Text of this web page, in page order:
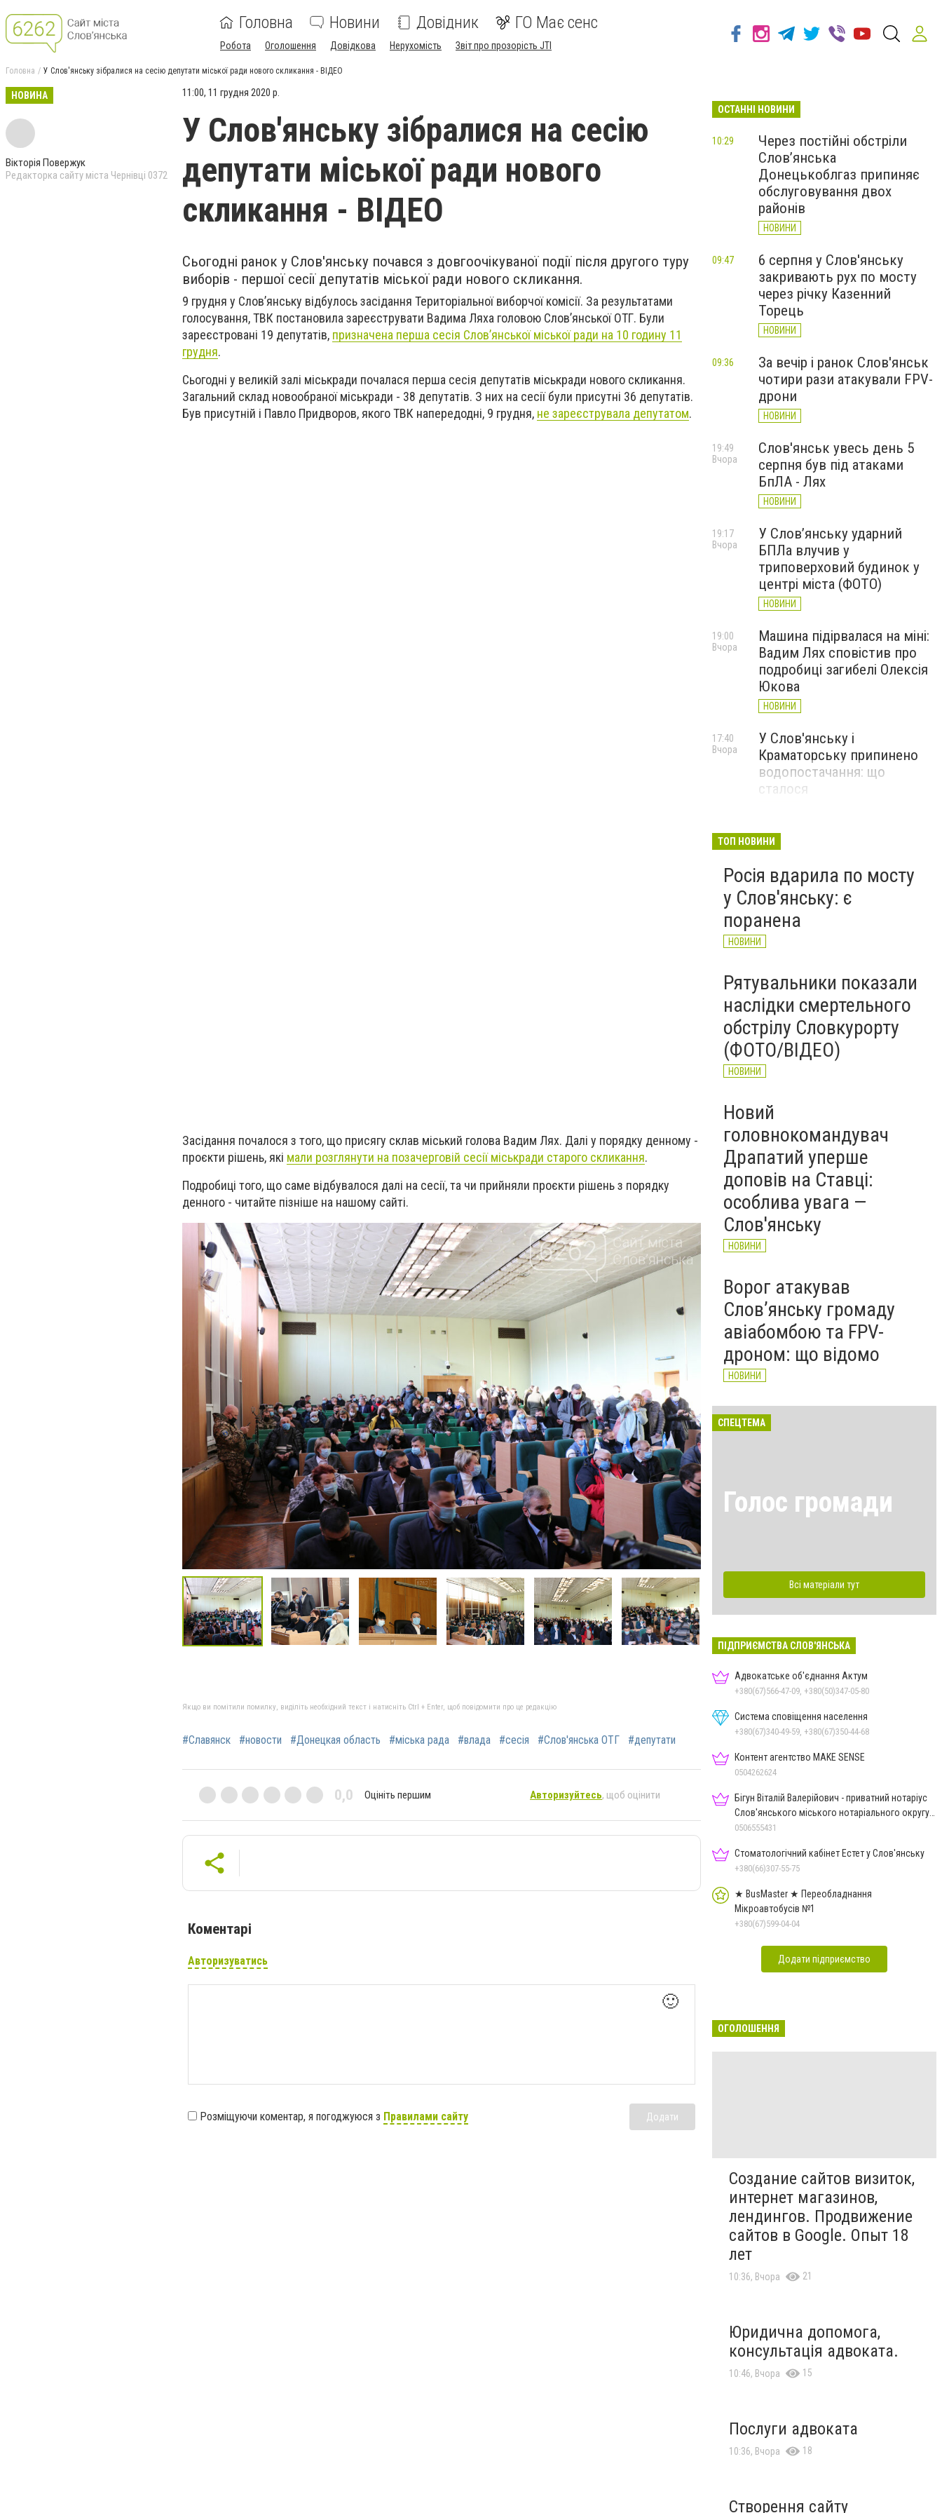
Головна Новини Довідник ГО Має сенс
Робота Оголошення Довідкова Нерухомість Звіт про прозорість JTI
Головна У Слов'янську зібралися на сесію депутати міської ради нового скликання - ВІДЕО
НОВИНА
Вікторія Повержук
Редакторка сайту міста Чернівці 0372
11:00, 11 грудня 2020 р.
У Слов'янську зібралися на сесію
депутати міської ради нового
скликання - ВІДЕО
Сьогодні ранок у Слов'янську почався з довгоочікуваної події після другого туру
виборів - першої сесії депутатів міської ради нового скликання.
9 грудня у Слов’янську відбулось засідання Територіальної виборчої комісії. За результатами
голосування, ТВК постановила зареєструвати Вадима Ляха головою Слов’янської ОТГ. Були
зареєстровані 19 депутатів, призначена перша сесія Слов’янської міської ради на 10 годину 11
грудня.
Сьогодні у великій залі міськради почалася перша сесія депутатів міськради нового скликання.
Загальний склад новообраної міськради - 38 депутатів. З них на сесії були присутні 36 депутатів.
Був присутній і Павло Придворов, якого ТВК напередодні, 9 грудня, не зареєструвала депутатом.
Засідання почалося з того, що присягу склав міський голова Вадим Лях. Далі у порядку денному -
проєкти рішень, які мали розглянути на позачерговій сесії міськради старого скликання.
Подробиці того, що саме відбувалося далі на сесії, та чи прийняли проєкти рішень з порядку
денного - читайте пізніше на нашому сайті.
Якщо ви помітили помилку, виділіть необхідний текст і натисніть Ctrl + Enter, щоб повідомити про це редакцію
#Славянск #новости #Донецкая область #міська рада #влада #сесія #Слов'янська ОТГ #депутати
0,0 Оцініть першим Авторизуйтесь, щоб оцінити
Коментарі
Авторизуватись
🙂
Розміщуючи коментар, я погоджуюся з Правилами сайту Додати
ОСТАННІ НОВИНИ
Через постійні обстріли
Слов’янська
Донецькоблгаз припиняє
обслуговування двох
районів
НОВИНИ
10:29
6 серпня у Слов'янську
закривають рух по мосту
через річку Казенний
Торець
НОВИНИ
09:47
За вечір і ранок Слов'янськ
чотири рази атакували FPV-
дрони
НОВИНИ
09:36
Слов'янськ увесь день 5
серпня був під атаками
БпЛА - Лях
НОВИНИ
19:49
Вчора
У Слов’янську ударний
БПЛа влучив у
триповерховий будинок у
центрі міста (ФОТО)
НОВИНИ
19:17
Вчора
Машина підірвалася на міні:
Вадим Лях сповістив про
подробиці загибелі Олексія
Юкова
НОВИНИ
19:00
Вчора
У Слов'янську і
Краматорську припинено
водопостачання: що
сталося
17:40
Вчора
Загинув Олексій Юков,
«Плацдарм»
СТАТТІ
17:09
Вчора
ТОП НОВИНИ
Росія вдарила по мосту
у Слов'янську: є
поранена
НОВИНИ
Рятувальники показали
наслідки смертельного
обстрілу Словкурорту
(ФОТО/ВІДЕО)
НОВИНИ
Новий
головнокомандувач
Драпатий уперше
доповів на Ставці:
особлива увага —
Слов'янську
НОВИНИ
Ворог атакував
Слов’янську громаду
авіабомбою та FPV-
дроном: що відомо
НОВИНИ
СПЕЦТЕМА
Голос громади
Всі матеріали тут
ПІДПРИЄМСТВА СЛОВ'ЯНСЬКА
Адвокатське об'єднання Актум
+380(67)566-47-09, +380(50)347-05-80
Система сповіщення населення
+380(67)340-49-59, +380(67)350-44-68
Контент агентство MAKE SENSE
0504262624
Бігун Віталій Валерійович - приватний нотаріус
Слов'янського міського нотаріального округу
Дон.обл.
0506555431
Стоматологічний кабінет Естет у Слов'янську
+380(66)307-55-75
★ BusMaster ★ Переобладнання
Мікроавтобусів №1
+380(67)599-04-04
Додати підприємство
ОГОЛОШЕННЯ
Создание сайтов визиток,
интернет магазинов,
лендингов. Продвижение
сайтов в Google. Опыт 18
лет
10:36, Вчора 21
Юридична допомога,
консультація адвоката.
10:46, Вчора 15
Послуги адвоката
10:36, Вчора 18
Створення сайту